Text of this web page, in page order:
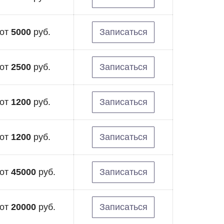
от 5000 руб. Записаться
от 2500 руб. Записаться
от 1200 руб. Записаться
от 1200 руб. Записаться
от 45000 руб. Записаться
от 20000 руб. Записаться